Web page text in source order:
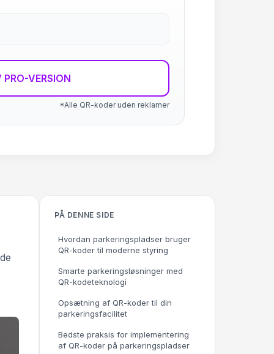
PRO-VERSION
*Alle QR-koder uden reklamer
PÅ DENNE SIDE
Hvordan parkeringspladser bruger
QR-koder til moderne styring
Smarte parkeringsløsninger med
QR-kodeteknologi
Opsætning af QR-koder til din
parkeringsfacilitet
Bedste praksis for implementering
af QR-koder på parkeringspladser